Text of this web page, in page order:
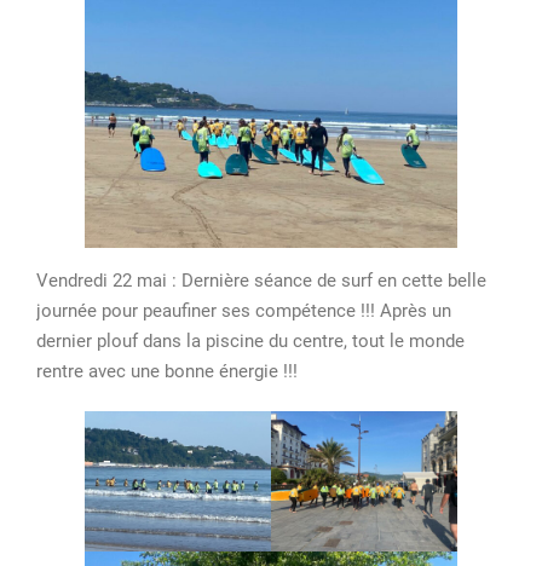
Vendredi 22 mai : Dernière séance de surf en cette belle
journée pour peaufiner ses compétence !!! Après un
dernier plouf dans la piscine du centre, tout le monde
rentre avec une bonne énergie !!!